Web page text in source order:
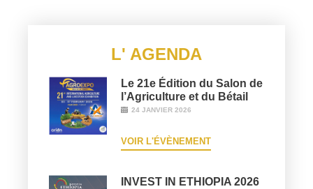
L' AGENDA
Le 21e Édition du Salon de
l’Agriculture et du Bétail
24 JANVIER 2026
VOIR L'ÉVÈNEMENT
INVEST IN ETHIOPIA 2026